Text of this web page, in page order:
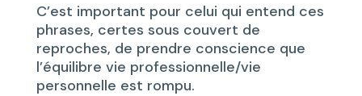
C’est important pour celui qui entend ces
phrases, certes sous couvert de
reproches, de prendre conscience que
l’équilibre vie professionnelle/vie
personnelle est rompu.